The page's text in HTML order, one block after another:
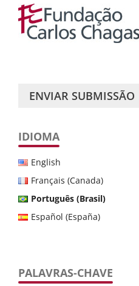
ENVIAR SUBMISSÃO
IDIOMA
English
Français (Canada)
Português (Brasil)
Español (España)
PALAVRAS-CHAVE